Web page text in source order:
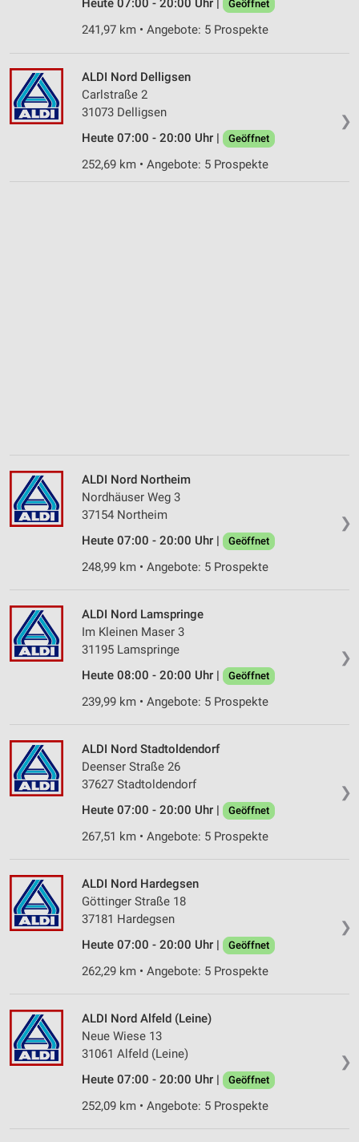
Heute 07:00 - 20:00 Uhr | Geöffnet
241,97 km • Angebote: 5 Prospekte
❯
ALDI Nord Delligsen
Carlstraße 2
31073 Delligsen
Heute 07:00 - 20:00 Uhr |
Geöffnet
252,69 km • Angebote: 5 Prospekte
❯
ALDI Nord Northeim
Nordhäuser Weg 3
37154 Northeim
Heute 07:00 - 20:00 Uhr |
Geöffnet
248,99 km • Angebote: 5 Prospekte
❯
ALDI Nord Lamspringe
Im Kleinen Maser 3
31195 Lamspringe
Heute 08:00 - 20:00 Uhr |
Geöffnet
239,99 km • Angebote: 5 Prospekte
❯
ALDI Nord Stadtoldendorf
Deenser Straße 26
37627 Stadtoldendorf
Heute 07:00 - 20:00 Uhr |
Geöffnet
267,51 km • Angebote: 5 Prospekte
❯
ALDI Nord Hardegsen
Göttinger Straße 18
37181 Hardegsen
Heute 07:00 - 20:00 Uhr |
Geöffnet
262,29 km • Angebote: 5 Prospekte
❯
ALDI Nord Alfeld (Leine)
Neue Wiese 13
31061 Alfeld (Leine)
Heute 07:00 - 20:00 Uhr |
Geöffnet
252,09 km • Angebote: 5 Prospekte